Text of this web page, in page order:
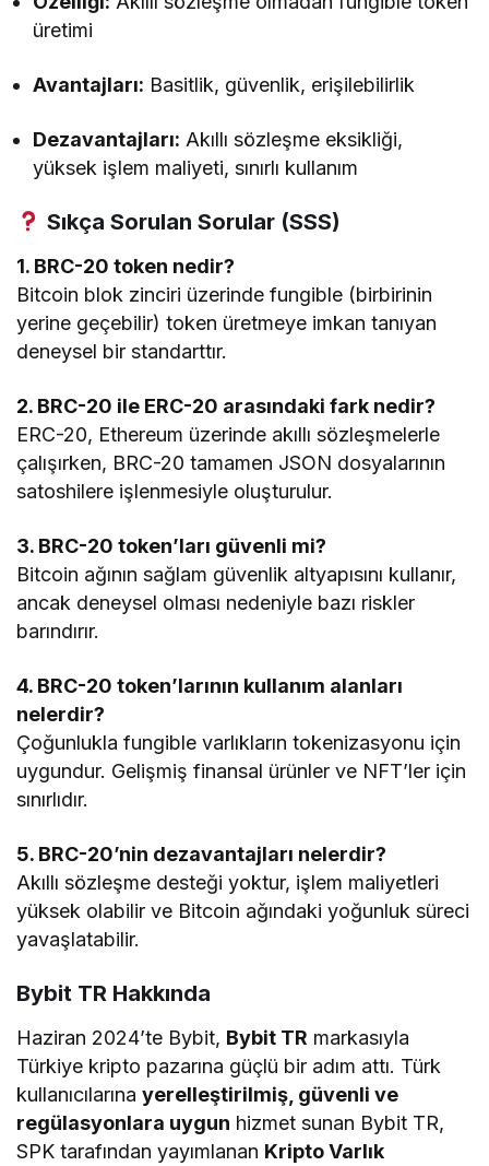
üretimi
Avantajları: Basitlik, güvenlik, erişilebilirlik
Dezavantajları: Akıllı sözleşme eksikliği,
yüksek işlem maliyeti, sınırlı kullanım
Sıkça Sorulan Sorular (SSS)
1. BRC-20 token nedir?
Bitcoin blok zinciri üzerinde fungible (birbirinin
yerine geçebilir) token üretmeye imkan tanıyan
deneysel bir standarttır.
2. BRC-20 ile ERC-20 arasındaki fark nedir?
ERC-20, Ethereum üzerinde akıllı sözleşmelerle
çalışırken, BRC-20 tamamen JSON dosyalarının
satoshilere işlenmesiyle oluşturulur.
3. BRC-20 token’ları güvenli mi?
Bitcoin ağının sağlam güvenlik altyapısını kullanır,
ancak deneysel olması nedeniyle bazı riskler
barındırır.
4. BRC-20 token’larının kullanım alanları
nelerdir?
Çoğunlukla fungible varlıkların tokenizasyonu için
uygundur. Gelişmiş finansal ürünler ve NFT’ler için
sınırlıdır.
5. BRC-20’nin dezavantajları nelerdir?
Akıllı sözleşme desteği yoktur, işlem maliyetleri
yüksek olabilir ve Bitcoin ağındaki yoğunluk süreci
yavaşlatabilir.
Bybit TR Hakkında
Haziran 2024’te Bybit, Bybit TR markasıyla
Türkiye kripto pazarına güçlü bir adım attı. Türk
kullanıcılarınayerelleştirilmiş, güvenli ve
regülasyonlara uygun hizmet sunan Bybit TR,
SPK tarafından yayımlanan Kripto Varlık